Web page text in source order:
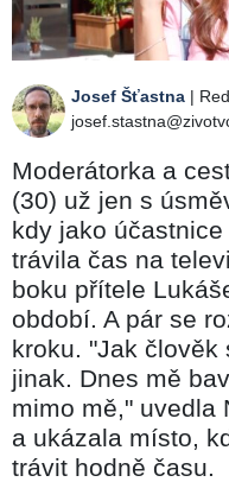
Josef Šťastna |
Moderátorka a
(30) už jen s
kdy jako
trávila čas na
boku přítele
období. A pár se
kroku. "Jak člověk
jinak. Dnes mě
mimo mě," uvedla
a ukázala místo,
trávit hodně času.